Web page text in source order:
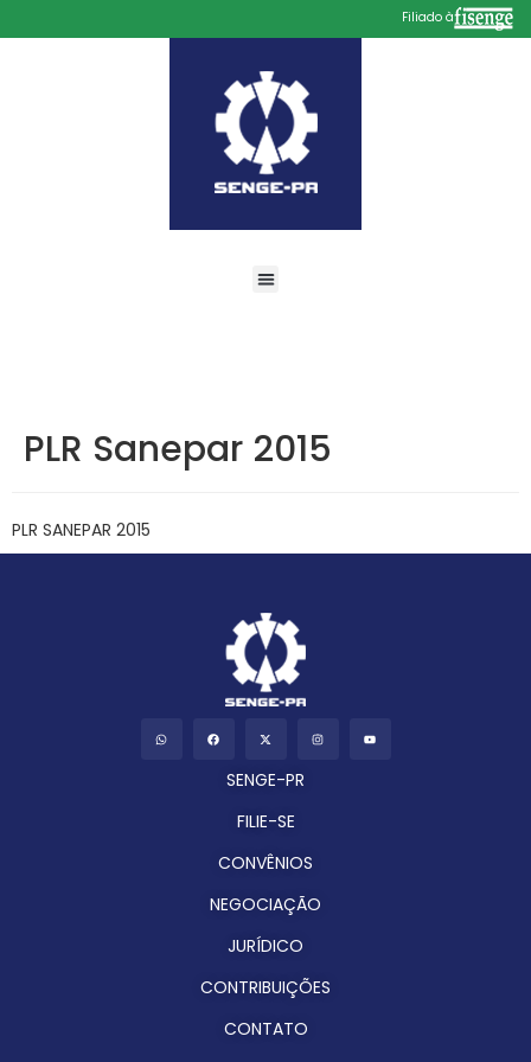
Filiado à
PLR Sanepar 2015
PLR SANEPAR 2015
SENGE-PR
FILIE-SE
CONVÊNIOS
NEGOCIAÇÃO
JURÍDICO
CONTRIBUIÇÕES
CONTATO